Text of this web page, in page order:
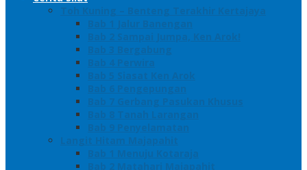
Toh Kuning – Benteng Terakhir Kertajaya
Bab 1 Jalur Banengan
Bab 2 Sampai Jumpa, Ken Arok!
Bab 3 Bergabung
Bab 4 Perwira
Bab 5 Siasat Ken Arok
Bab 6 Pengepungan
Bab 7 Gerbang Pasukan Khusus
Bab 8 Tanah Larangan
Bab 9 Penyelamatan
Langit Hitam Majapahit
Bab 1 Menuju Kotaraja
Bab 2 Matahari Majapahit